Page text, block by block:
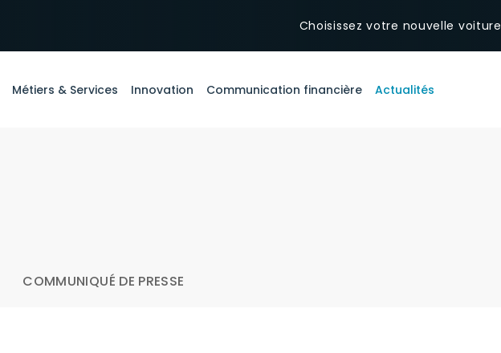
Choisissez votre nouvelle voiture
Métiers & Services Innovation Communication financière Actualités
COMMUNIQUÉ DE PRESSE